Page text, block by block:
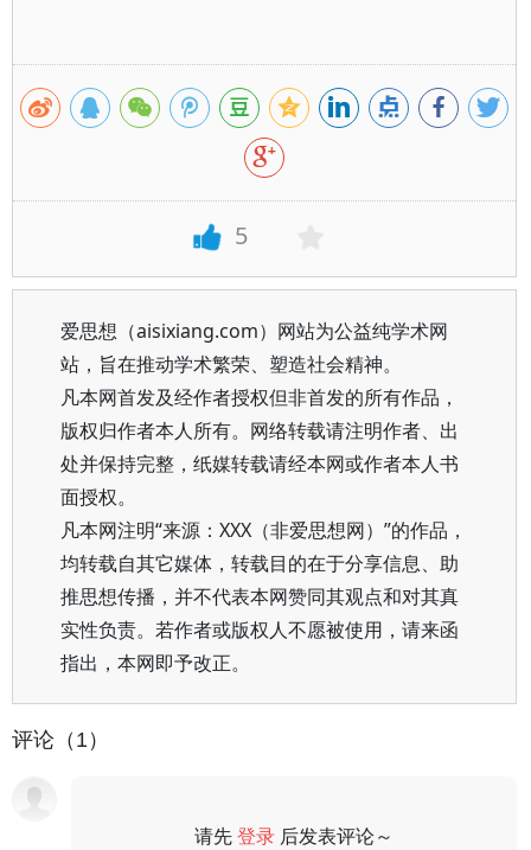
5
爱思想（aisixiang.com）网站为公益纯学术网
站，旨在推动学术繁荣、塑造社会精神。
凡本网首发及经作者授权但非首发的所有作品，
版权归作者本人所有。网络转载请注明作者、出
处并保持完整，纸媒转载请经本网或作者本人书
面授权。
凡本网注明“来源：XXX（非爱思想网）”的作品，
均转载自其它媒体，转载目的在于分享信息、助
推思想传播，并不代表本网赞同其观点和对其真
实性负责。若作者或版权人不愿被使用，请来函
指出，本网即予改正。
评论（1）
请先登录 后发表评论～